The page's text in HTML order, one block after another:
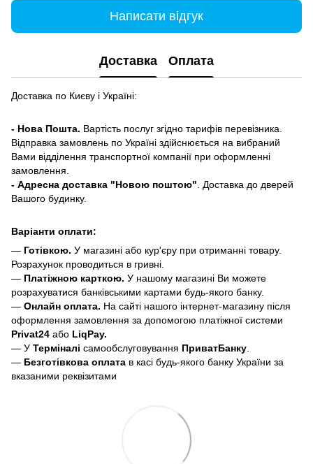
Написати відгук
Доставка Оплата
Доставка по Києву і Україні:
- Нова Пошта. Вартість послуг згідно тарифів перевізника.
Відправка замовлень по Україні здійснюється на вибраний
Вами відділення транспортної компанії при оформленні
замовлення.
- Адресна доставка "Новою поштою" . Доставка до дверей
Вашого будинку.
Варіанти оплати:
— Готівкою. У магазині або кур'єру при отриманні товару.
Розрахунок проводиться в гривні.
— Платіжною карткою. У нашому магазині Ви можете
розрахуватися банківськими картами будь-якого банку.
— Онлайн оплата. На сайті нашого інтернет-магазину після
оформлення замовлення за допомогою платіжної системи
Privat24 або LiqPay.
— У Терміналі самообслуговування ПриватБанку
— Безготівкова оплата в касі будь-якого банку України за
вказаними реквізитами